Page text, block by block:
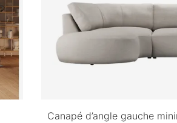
Canapé d’angle gauche